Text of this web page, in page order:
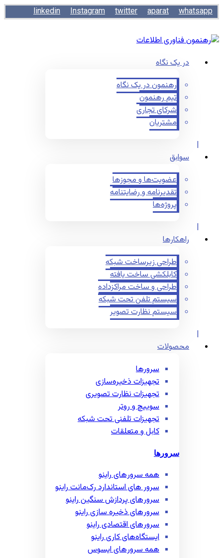
linkedin Instagram twitter aparat whatsapp
در یک نگاه
رهنمون در یک نگاه
تیم رهنمون
شرکای تجاری
مشتریان
سوابق
عضویت‌ها و مجوزها
تقدیرنامه و رضایتنامه
پروژه‌ها
راهکارها
طراحی زیرساخت شبکه
کابلکشی ساخت یافته
طراحی و ساخت مراکزداده
سیستم تلفن تحت شبکه
سیستم نظارت تصویر
محصولات
سرورها
تجهیزات ذخیره‌سازی
تجهیزات نظارت تصویری
سوییچ و روتر
تجهیزات تلفنی تحت شبکه
کابل و متعلقات
سرورها
همه سرور‌های راینو
سرور ‌های استاندارد رک‌مانت راینو
سرور‌های پردازش سنگین راینو
سرور‌های ذخیره سازی راینو
سرور‌های اقتصادی راینو
ایستگاه‌های کاری راینو
همه سرور‌های ایسوس